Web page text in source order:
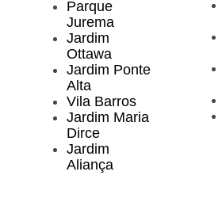
Parque
Jurema
Jardim
Ottawa
Jardim Ponte
Alta
Vila Barros
Jardim Maria
Dirce
Jardim
Aliança